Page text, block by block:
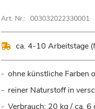
Art. Nr.: 003032022330001
ca. 4-10 Arbeitstage
ohne künstliche Farben
reiner Naturstoff in
Verbrauch: 20 kg / ca.